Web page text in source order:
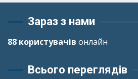
Зараз з нами
88 користувачів онлайн
Всього переглядів